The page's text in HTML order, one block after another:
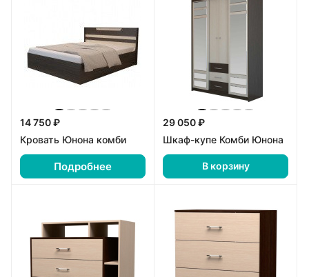
14 750 ₽
Кровать Юнона комби
Подробнее
29 050 ₽
Шкаф-купе Комби Юнона
В корзину